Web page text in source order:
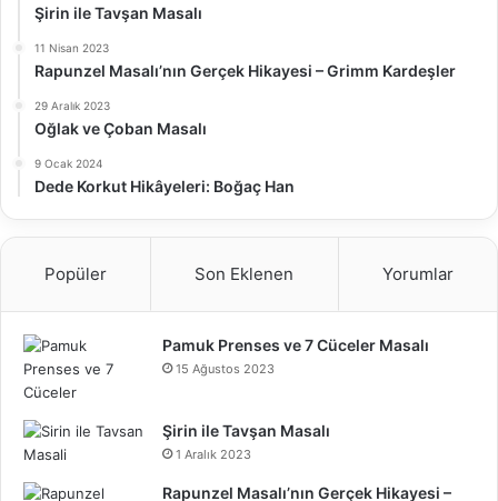
Şirin ile Tavşan Masalı
11 Nisan 2023
Rapunzel Masalı’nın Gerçek Hikayesi – Grimm Kardeşler
29 Aralık 2023
Oğlak ve Çoban Masalı
9 Ocak 2024
Dede Korkut Hikâyeleri: Boğaç Han
Popüler Son Eklenen Yorumlar
Pamuk Prenses ve 7 Cüceler Masalı
15 Ağustos 2023
Şirin ile Tavşan Masalı
1 Aralık 2023
Rapunzel Masalı’nın Gerçek Hikayesi –